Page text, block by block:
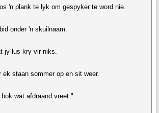
'n plank te lyk om gespyker te word nie.
onder 'n skuilnaam.
jy lus kry vir niks.
ek staan sommer op en sit weer.
wat afdraand vreet."